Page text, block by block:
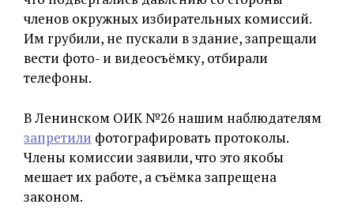
членов окружных избирательных комиссий.
Им грубили, не пускали в здание, запрещали
вести фото- и видеосъёмку, отбирали
телефоны.
В Ленинском ОИК №26 нашим наблюдателям
запретили фотографировать протоколы.
Члены комиссии заявили, что это якобы
мешает их работе, а съёмка запрещена
законом.